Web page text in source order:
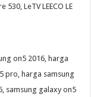
LeTV LEECO LE
on5 2016, harga
pro, harga samsung
samsung galaxy on5